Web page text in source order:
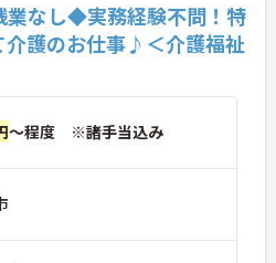
業なし◆実務経験不問！特
介護のお仕事♪＜介護福祉
～程度 ※諸手当込み